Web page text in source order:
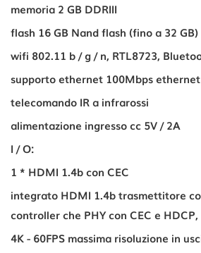
memoria 2 GB DDRIII
flash 16 GB Nand flash (fino a 32 GB)
wifi 802.11 b / g / n, RTL8723,
supporto ethernet 100Mbps ethernet
telecomando IR a infrarossi
alimentazione ingresso cc 5V / 2A
I / O:
1 * HDMI 1.4b con CEC
integrato HDMI 1.4b trasmettitore
controller che PHY con CEC e HDCP,
4K - 60FPS massima risoluzione in